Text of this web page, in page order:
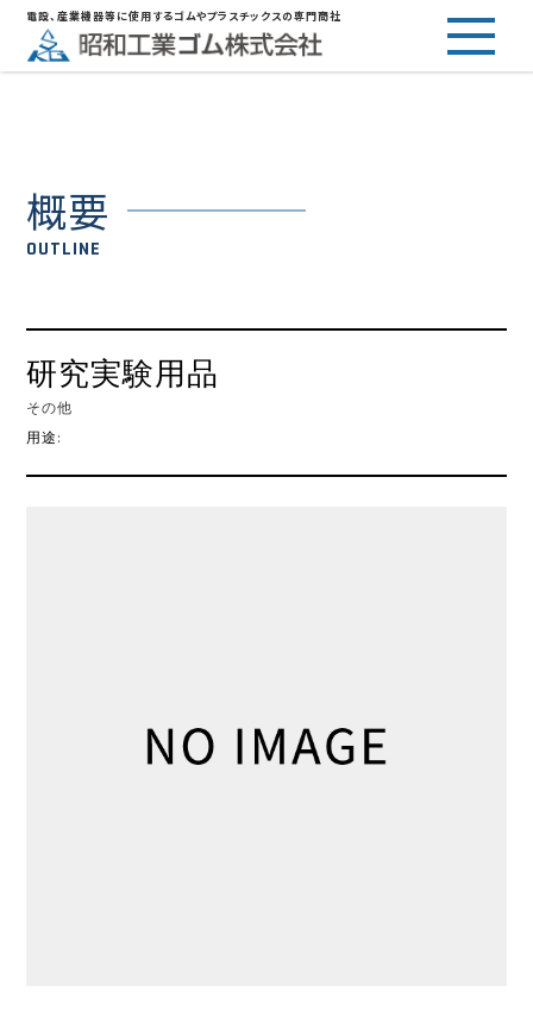
電設、産業機器等に使用するゴムやプラスチックスの専門商社
概要
OUTLINE
研究実験用品
その他
用途: